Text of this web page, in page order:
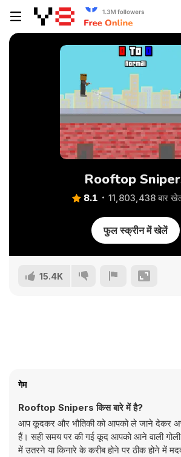
Rooftop
8.1 11,803,438 बार
फुल स्क्रीन में खेलें
15.4K
गेम
Rooftop Snipers किस बारे में है?
आप कूदकर और भौतिकी को आपको ले जाने देकर
हैं। सही समय पर की गई कूद आपको आने वाली
में उतरने या किनारे के करीब होने पर ठीक होने में